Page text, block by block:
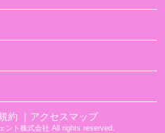
約 ｜アクセスマップ
ント株式会社 All rights reserved.